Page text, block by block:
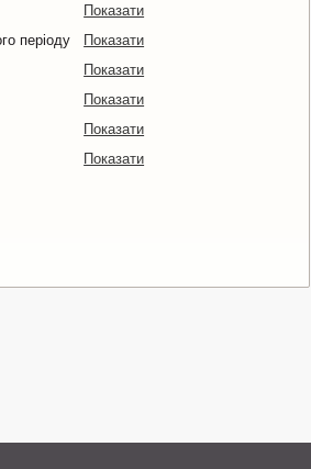
Показати
періоду
Показати
Показати
Показати
Показати
Показати